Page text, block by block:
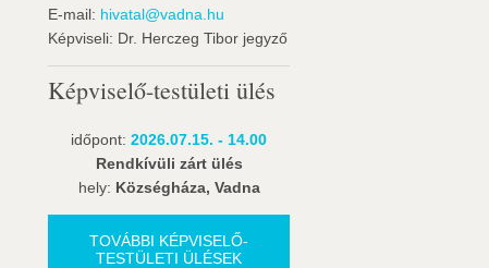
E-mail: hivatal@vadna.hu
Képviseli: Dr. Herczeg Tibor jegyző
Képviselő-testületi ülés
időpont: 2026.07.15. - 14.00
Rendkívüli zárt ülés
hely: Községháza, Vadna
TOVÁBBI KÉPVISELŐ-
TESTÜLETI ÜLÉSEK